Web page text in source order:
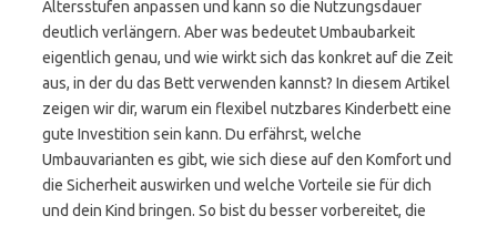
Altersstufen anpassen und kann so die Nutzungsdauer
deutlich verlängern. Aber was bedeutet Umbaubarkeit
eigentlich genau, und wie wirkt sich das konkret auf die Zeit
aus, in der du das Bett verwenden kannst? In diesem Artikel
zeigen wir dir, warum ein flexibel nutzbares Kinderbett eine
gute Investition sein kann. Du erfährst, welche
Umbauvarianten es gibt, wie sich diese auf den Komfort und
die Sicherheit auswirken und welche Vorteile sie für dich
und dein Kind bringen. So bist du besser vorbereitet, die